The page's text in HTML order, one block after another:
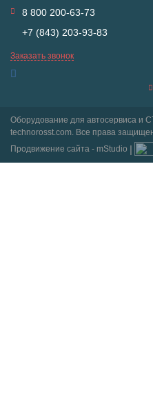
8 800 200-63-73
+7 (843) 203-93-83
Заказать звонок
Оборудование для автосервиса и
technorosst.com. Все права
Продвижение сайта - mStudio